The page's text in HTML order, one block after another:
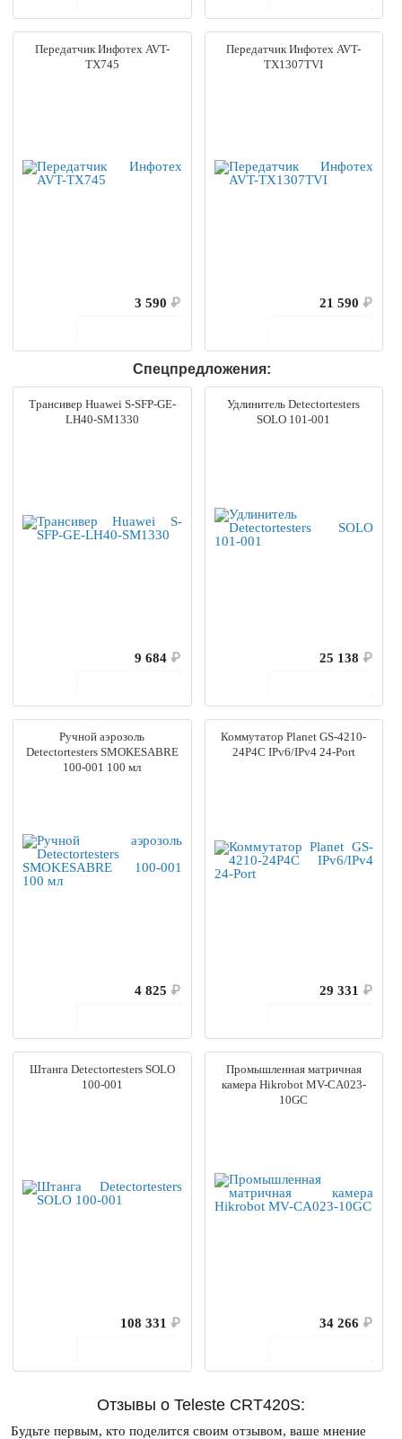
Передатчик Инфотех AVT-
TX745
3 590 ₽
Передатчик Инфотех AVT-
TX1307TVI
21 590 ₽
Спецпредложения:
Трансивер Huawei S-SFP-GE-
LH40-SM1330
9 684 ₽
Удлинитель Detectortesters
SOLO 101-001
25 138 ₽
Ручной аэрозоль
Detectortesters SMOKESABRE
100-001 100 мл
4 825 ₽
Коммутатор Planet GS-4210-
24P4C IPv6/IPv4 24-Port
29 331 ₽
Штанга Detectortesters SOLO
100-001
108 331 ₽
Промышленная матричная
камера Hikrobot MV-CA023-
10GC
34 266 ₽
Отзывы о Teleste CRT420S:
Будьте первым, кто поделится своим отзывом, ваше мнение